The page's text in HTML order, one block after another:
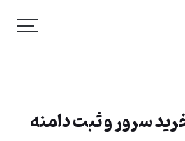
سرور و ثبت دامنه